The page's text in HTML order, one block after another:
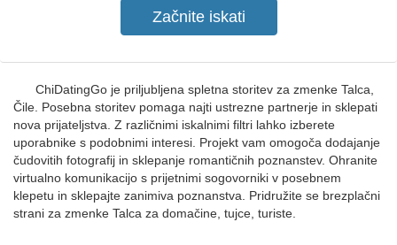
ChiDatingGo je priljubljena spletna storitev za zmenke Talca,
Čile. Posebna storitev pomaga najti ustrezne partnerje in sklepati
nova prijateljstva. Z različnimi iskalnimi filtri lahko izberete
uporabnike s podobnimi interesi. Projekt vam omogoča dodajanje
čudovitih fotografij in sklepanje romantičnih poznanstev. Ohranite
virtualno komunikacijo s prijetnimi sogovorniki v posebnem
klepetu in sklepajte zanimiva poznanstva. Pridružite se brezplačni
strani za zmenke Talca za domačine, tujce, turiste.